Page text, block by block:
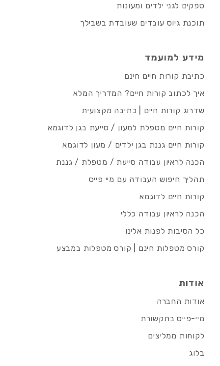
ספקים לגני ילדים ומעונות
תוכנת גיוס עובדים שעובדת בשבילך
מידע למועמד
כתיבת קורות חיים חינם
איך לכתוב קורות חיים? המדריך המלא
שדרוג קורות חיים | כתיבה מקצועית
קורות חיים מטפלת למעון / סייעת בגן לדוגמא
קורות חיים גננת בגן ילדים / מעון לדוגמא
הכנה לראיון עבודה סייעת / מטפלת / גננת
תהליך חיפוש העבודה עם מיי פייס
קורות חיים לדוגמא
הכנה לראיון עבודה כללי
כל הסיבות לפנות אלינו
קורס מטפלות חינם | קורס מטפלות במבצע
אודות
אודות החברה
מיי-פייס בתקשורת
לקוחות ממליצים
בלוג